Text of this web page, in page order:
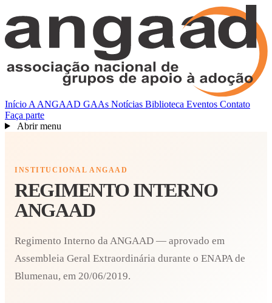
Início A ANGAAD GAAs Notícias Biblioteca Eventos Contato
Faça parte
Abrir menu
INSTITUCIONAL ANGAAD
REGIMENTO INTERNO
ANGAAD
Regimento Interno da ANGAAD — aprovado em
Assembleia Geral Extraordinária durante o ENAPA de
Blumenau, em 20/06/2019.